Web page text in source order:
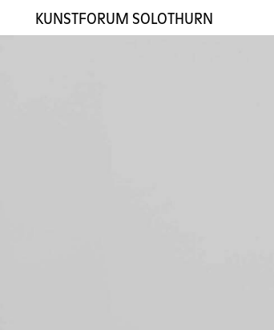
KUNSTFORUM SOLOTHURN